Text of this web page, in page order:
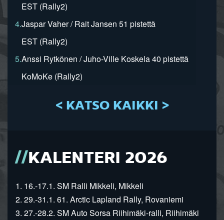
EST (Rally2)
4.Jaspar Vaher / Rait Jansen 51 pistettä
EST (Rally2)
5.Anssi Rytkönen / Juho-Ville Koskela 40 pistettä
KoMoKe (Rally2)
< KATSO KAIKKI >
KALENTERI 2026
1. 16.-17.1. SM Ralli Mikkeli, Mikkeli
2. 29.-31.1. 61. Arctic Lapland Rally, Rovaniemi
3. 27.-28.2. SM Auto Sorsa Riihimäki-ralli, Riihimäki